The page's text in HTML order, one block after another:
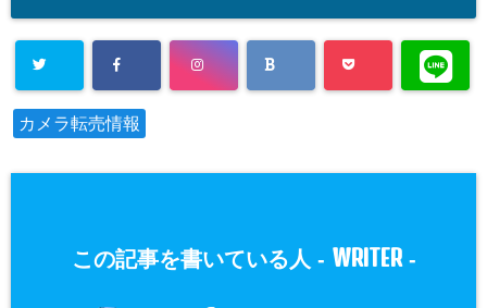
カメラ転売情報
この記事を書いている人 - WRITER-